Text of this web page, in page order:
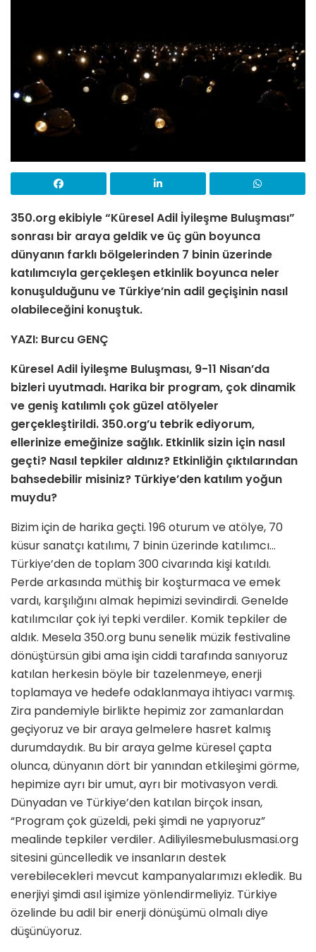
350.org ekibiyle “Küresel Adil İyileşme Buluşması”
sonrası bir araya geldik ve üç gün boyunca
dünyanın farklı bölgelerinden 7 binin üzerinde
katılımcıyla gerçekleşen etkinlik boyunca neler
konuşulduğunu ve Türkiye’nin adil geçişinin nasıl
olabileceğini konuştuk.
YAZI: Burcu GENÇ
Küresel Adil İyileşme Buluşması, 9-11 Nisan’da
bizleri uyutmadı. Harika bir program, çok dinamik
ve geniş katılımlı çok güzel atölyeler
gerçekleştirildi. 350.org’u tebrik ediyorum,
ellerinize emeğinize sağlık. Etkinlik sizin için nasıl
geçti? Nasıl tepkiler aldınız? Etkinliğin çıktılarından
bahsedebilir misiniz? Türkiye’den katılım yoğun
muydu?
Bizim için de harika geçti. 196 oturum ve atölye, 70
küsur sanatçı katılımı, 7 binin üzerinde katılımcı…
Türkiye’den de toplam 300 civarında kişi katıldı.
Perde arkasında müthiş bir koşturmaca ve emek
vardı, karşılığını almak hepimizi sevindirdi. Genelde
katılımcılar çok iyi tepki verdiler. Komik tepkiler de
aldık. Mesela 350.org bunu senelik müzik festivaline
dönüştürsün gibi ama işin ciddi tarafında sanıyoruz
katılan herkesin böyle bir tazelenmeye, enerji
toplamaya ve hedefe odaklanmaya ihtiyacı varmış.
Zira pandemiyle birlikte hepimiz zor zamanlardan
geçiyoruz ve bir araya gelmelere hasret kalmış
durumdaydık. Bu bir araya gelme küresel çapta
olunca, dünyanın dört bir yanından etkileşimi görme,
hepimize ayrı bir umut, ayrı bir motivasyon verdi.
Dünyadan ve Türkiye’den katılan birçok insan,
“Program çok güzeldi, peki şimdi ne yapıyoruz”
mealinde tepkiler verdiler. Adiliyilesmebulusmasi.org
sitesini güncelledik ve insanların destek
verebilecekleri mevcut kampanyalarımızı ekledik. Bu
enerjiyi şimdi asıl işimize yönlendirmeliyiz. Türkiye
özelinde bu adil bir enerji dönüşümü olmalı diye
düşünüyoruz.